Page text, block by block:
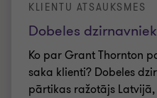
Dobeles
KLIENTU ATSAUKSMES
Ko par Grant Thornton
saka klienti? Dobeles
pārtikas ražotājs